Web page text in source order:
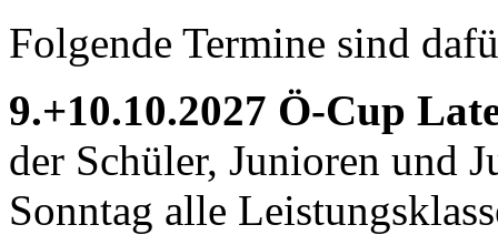
Folgende Termine sind
9.+10.10.2027 Ö-Cup
der Schüler, Junioren und
Sonntag alle